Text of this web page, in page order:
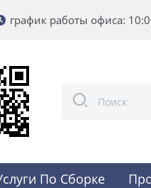
график работы офиса:
По Сборке